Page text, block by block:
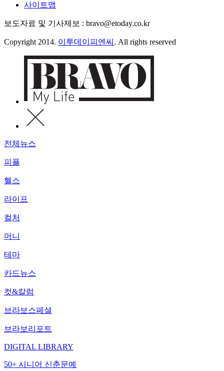
사이트맵
보도자료 및 기사제보 : bravo@etoday.co.kr
Copyright 2014. 이투데이피엔씨 . All rights reserved
전체뉴스
피플
헬스
라이프
컬처
머니
테마
카드뉴스
컷&칼럼
브라보스페셜
브라보리포트
DIGITAL LIBRARY
50+ 시니어 신춘문예